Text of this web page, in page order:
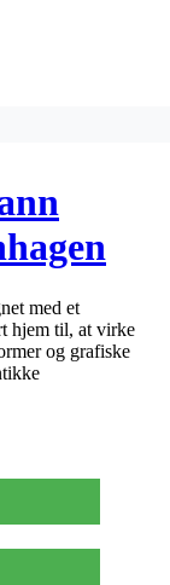
med et
hjem til, at virke
og grafiske